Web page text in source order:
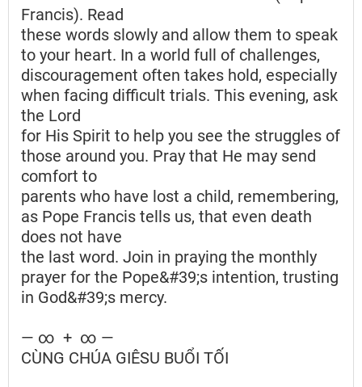
Francis). Read
these words slowly and allow them to speak
to your heart. In a world full of challenges,
discouragement often takes hold, especially
when facing difficult trials. This evening, ask
the Lord
for His Spirit to help you see the struggles of
those around you. Pray that He may send
comfort to
parents who have lost a child, remembering,
as Pope Francis tells us, that even death
does not have
the last word. Join in praying the monthly
prayer for the Pope&#39;s intention, trusting
in God&#39;s mercy.
— ∞ + ∞ —
CÙNG CHÚA GIÊSU BUỔI TỐI